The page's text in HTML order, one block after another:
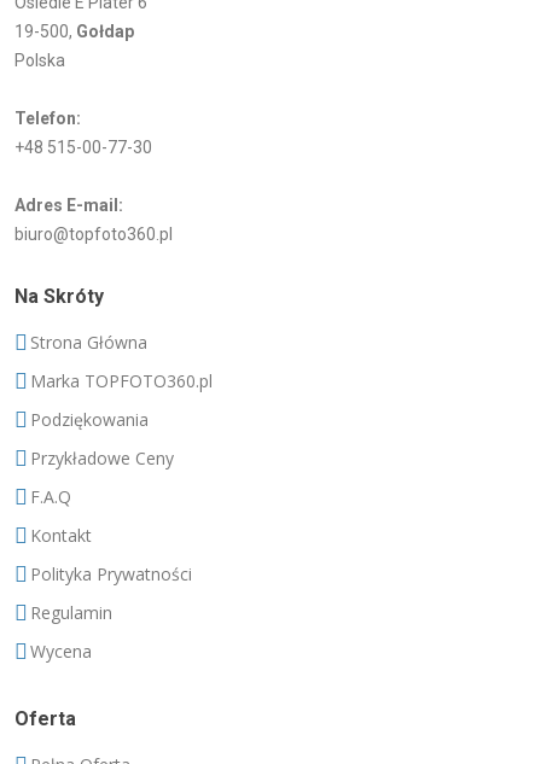
19-500, Gołdap
Polska
Telefon:
+48 515-00-77-30
Adres E-mail:
biuro@topfoto360.pl
Na Skróty
Strona Główna
Marka TOPFOTO360.pl
Podziękowania
Przykładowe Ceny
F.A.Q
Kontakt
Polityka Prywatności
Regulamin
Wycena
Oferta